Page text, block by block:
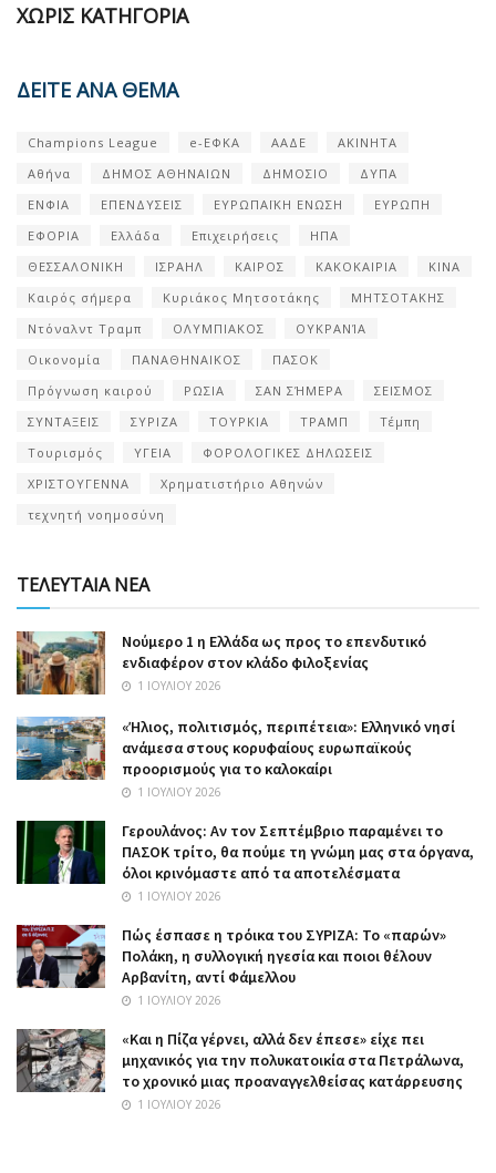
ΧΩΡΊΣ ΚΑΤΗΓΟΡΊΑ
ΔΕΙΤΕ ΑΝΑ ΘΕΜΑ
Champions League e-ΕΦΚΑ ΑΑΔΕ
ΑΚΙΝΗΤΑ
Αθήνα
ΔΗΜΟΣ ΑΘΗΝΑΙΩΝ ΔΗΜΟΣΙΟ
ΔΥΠΑ
ΕΝΦΙΑ
ΕΠΕΝΔΥΣΕΙΣ ΕΥΡΩΠΑΪΚΗ ΕΝΩΣΗ
ΕΥΡΩΠΗ
ΕΦΟΡΙΑ
Ελλάδα Επιχειρήσεις
ΗΠΑ
ΘΕΣΣΑΛΟΝΙΚΗ
ΙΣΡΑΗΛ ΚΑΙΡΟΣ ΚΑΚΟΚΑΙΡΙΑ
ΚΙΝΑ
Καιρός σήμερα
Κυριάκος Μητσοτάκης
ΜΗΤΣΟΤΑΚΗΣ
Ντόναλντ Τραμπ
ΟΛΥΜΠΙΑΚΟΣ
ΟΥΚΡΑΝΊΑ
Οικονομία
ΠΑΝΑΘΗΝΑΙΚΟΣ
ΠΑΣΟΚ
Πρόγνωση καιρού
ΡΩΣΙΑ ΣΑΝ ΣΉΜΕΡΑ
ΣΕΙΣΜΟΣ
ΣΥΝΤΑΞΕΙΣ
ΣΥΡΙΖΑ ΤΟΥΡΚΙΑ ΤΡΑΜΠ
Τέμπη
Τουρισμός
ΥΓΕΙΑ
ΦΟΡΟΛΟΓΙΚΕΣ ΔΗΛΩΣΕΙΣ
ΧΡΙΣΤΟΥΓΕΝΝΑ
Χρηματιστήριο Αθηνών
τεχνητή νοημοσύνη
ΤΕΛΕΥΤΑΙΑ ΝΕΑ
Nούμερο 1 η Ελλάδα ως προς το επενδυτικό
ενδιαφέρον στον κλάδο φιλοξενίας
1 ΙΟΥΛΊΟΥ 2026
«Ήλιος, πολιτισμός, περιπέτεια»: Ελληνικό νησί
ανάμεσα στους κορυφαίους ευρωπαϊκούς
προορισμούς για το καλοκαίρι
1 ΙΟΥΛΊΟΥ 2026
Γερουλάνος: Αν τον Σεπτέμβριο παραμένει το
ΠΑΣΟΚ τρίτο, θα πούμε τη γνώμη μας στα όργανα,
όλοι κρινόμαστε από τα αποτελέσματα
1 ΙΟΥΛΊΟΥ 2026
Πώς έσπασε η τρόικα του ΣΥΡΙΖΑ: Το «παρών»
Πολάκη, η συλλογική ηγεσία και ποιοι θέλουν
Αρβανίτη, αντί Φάμελλου
1 ΙΟΥΛΊΟΥ 2026
«Και η Πίζα γέρνει, αλλά δεν έπεσε» είχε πει
μηχανικός για την πολυκατοικία στα Πετράλωνα,
το χρονικό μιας προαναγγελθείσας κατάρρευσης
1 ΙΟΥΛΊΟΥ 2026